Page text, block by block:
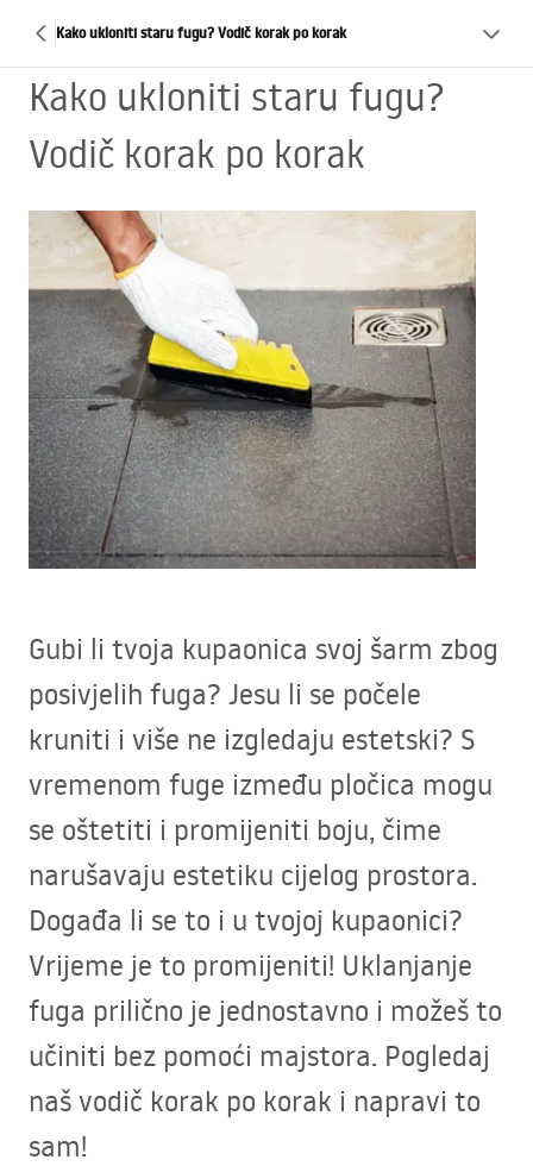
Kako ukloniti staru fugu? Vodič korak po korak
Kako ukloniti staru fugu?
Vodič korak po korak
Gubi li tvoja kupaonica svoj šarm zbog
posivjelih fuga? Jesu li se počele
kruniti i više ne izgledaju estetski? S
vremenom fuge između pločica mogu
se oštetiti i promijeniti boju, čime
narušavaju estetiku cijelog prostora.
Događa li se to i u tvojoj kupaonici?
Vrijeme je to promijeniti! Uklanjanje
fuga prilično je jednostavno i možeš to
učiniti bez pomoći majstora. Pogledaj
naš vodič korak po korak i napravi to
sam!